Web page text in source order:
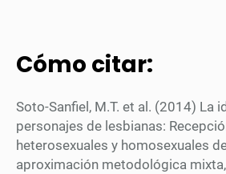
Cómo citar:
Soto-Sanfiel, M.T. et al. (2014) La
personajes de lesbianas:
heterosexuales y homosexuales
aproximación metodológica